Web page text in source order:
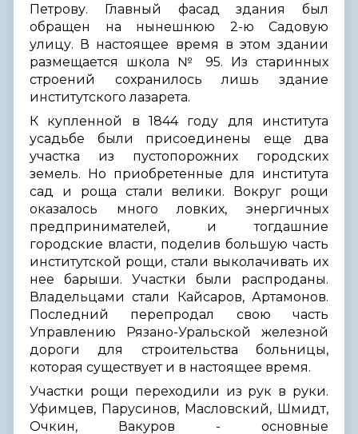
Петрову. Главный фасад здания был
обращен на нынешнюю 2-ю Садовую
улицу. В настоящее время в этом здании
размещается школа № 95. Из старинных
строений сохранилось лишь здание
институтского лазарета.
К купленной в 1844 году для института
усадьбе были присоединены еще два
участка из пустопорожних городских
земель. Но приобретенные для института
сад и роща стали велики. Вокруг рощи
оказалось много ловких, энергичных
предпринимателей, и тогдашние
городские власти, поделив большую часть
институтской рощи, стали выколачивать их
нее барыши. Участки были распроданы.
Владельцами стали Кайсаров, Артамонов.
Последний перепродал свою часть
Управлению Рязано-Уральской железной
дороги для строительства больницы,
которая существует и в настоящее время.
Участки рощи переходили из рук в руки.
Уфимцев, Парусинов, Масловский, Шмидт,
Очкин, Вакуров - основные